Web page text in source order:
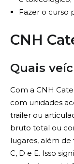
Fazer o curso
CNH
Quais
Com a CNH
com unidades
trailer ou
bruto total ou
lugares, além de
C, D e E. Isso